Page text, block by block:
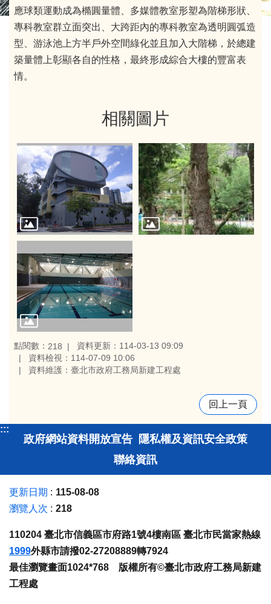
應球類運動成為橢圓量體
多媒體教室形塑為階梯形狀
專科教室群立面突出、大跨距內的專科教室為透明圓弧造
型、游泳池上方半戶外空間綠化並且加入大階梯，於總建
築量體上彰顯各自的性格，最終形成綜合大樓的豐富表
情。
相關圖片
點閱數： 218
資料更新：114-03-13 09:09
資料檢視：114-07-09 10:06
資料維護：臺北市政府工務局新建工程處
回上一頁
:::
政府網站資料開放宣告 隱私權及資訊安全政策
聯絡資訊
更新日期
115-08-08
瀏覽人次
218
110204 臺北市信義區市府路1號4樓南區 臺北市民當家熱線
1999外縣市請撥02-27208889轉7924
最佳瀏覽畫面1024*768 版權所有©臺北市政府工務局新建
工程處